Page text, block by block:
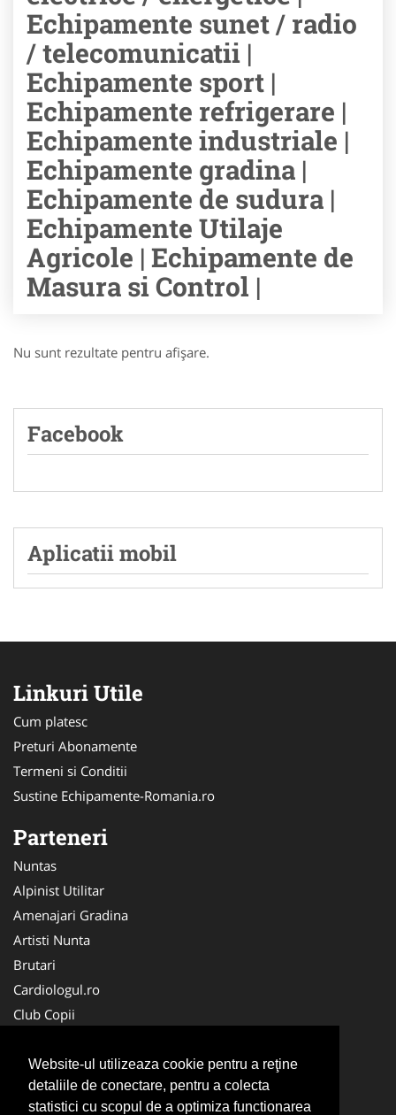
Website-ul utilizeaza cookie pentru a reţine
detaliile de conectare, pentru a colecta
statistici cu scopul de a optimiza functionarea
Echipamente sunet / radio
/ telecomunicatii |
Echipamente sport |
Echipamente refrigerare |
Echipamente industriale |
Echipamente gradina |
Echipamente de sudura |
Echipamente Utilaje
Agricole | Echipamente de
Masura si Control |
Nu sunt rezultate pentru afişare.
Facebook
Aplicatii mobil
Linkuri Utile
Cum platesc
Preturi Abonamente
Termeni si Conditii
Sustine Echipamente-Romania.ro
Parteneri
Nuntas
Alpinist Utilitar
Amenajari Gradina
Artisti Nunta
Brutari
Cardiologul.ro
Club Copii
Ambalaje Romania
Cabinet-Individual.ro